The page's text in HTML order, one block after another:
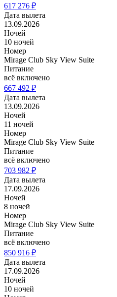
617 276 ₽
Дата вылета
13.09.2026
Ночей
10 ночей
Номер
Mirage Club Sky View Suite
Питание
всё включено
667 492 ₽
Дата вылета
13.09.2026
Ночей
11 ночей
Номер
Mirage Club Sky View Suite
Питание
всё включено
703 982 ₽
Дата вылета
17.09.2026
Ночей
8 ночей
Номер
Mirage Club Sky View Suite
Питание
всё включено
850 916 ₽
Дата вылета
17.09.2026
Ночей
10 ночей